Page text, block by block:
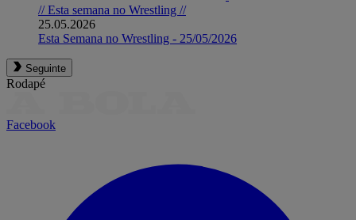
// Esta semana no Wrestling //
25.05.2026
Esta Semana no Wrestling - 25/05/2026
Seguinte
Rodapé
Facebook